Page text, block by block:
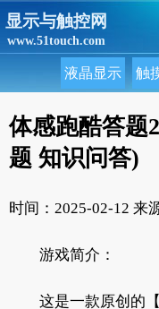
显示与触控网
www.51touch.com
液晶显示 触
体感跑酷答题
题 知识问答)
时间：2025-02-12 来
游戏简介：
这是一款原创的